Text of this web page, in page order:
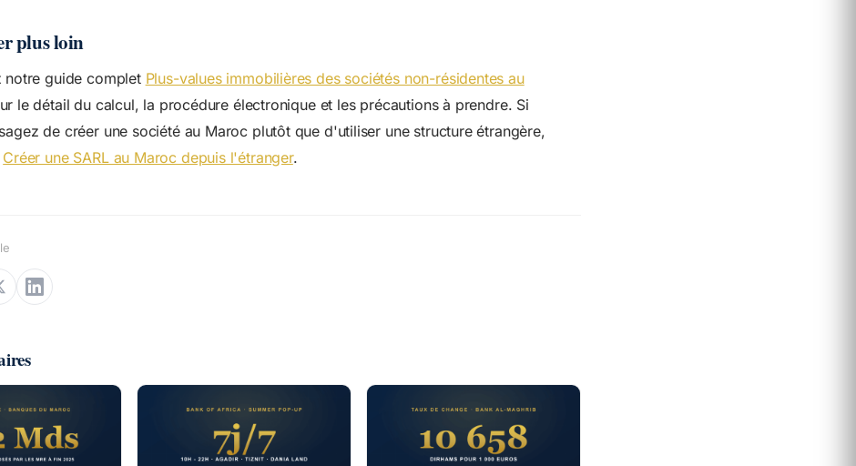
plus loin
notre guide complet Plus-values immobilières des sociétés non-résidentes au
le détail du calcul, la procédure électronique et les précautions à prendre. Si
de créer une société au Maroc plutôt que d'utiliser une structure étrangère,
Créer une SARL au Maroc depuis l'étranger.